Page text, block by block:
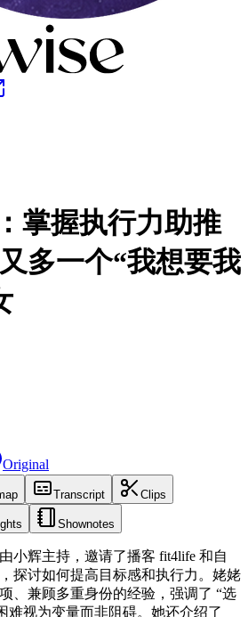
掌握执行力助推
多一个“我想要我
Original
Transcript Clips
Shownotes
小辉主持，邀请了播客 fit4life 和自
探讨如何提高目标感和执行力。姥姥
、兼顾多重身份的经验，强调了 “选
难视为变量而非阻碍。她还介绍了